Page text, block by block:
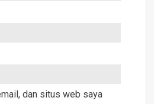
dan situs web saya